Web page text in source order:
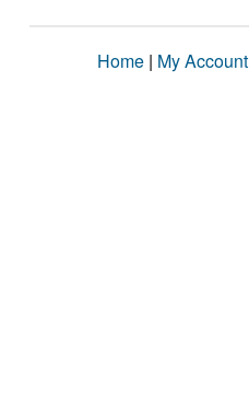
Home | My Account